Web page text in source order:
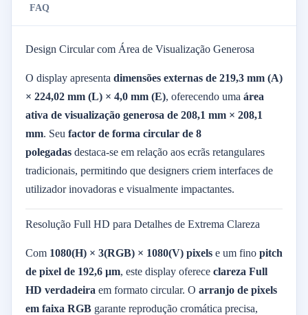
FAQ
Design Circular com Área de Visualização Generosa
O display apresenta dimensões externas de 219,3 mm (A)
× 224,02 mm (L) × 4,0 mm (E), oferecendo uma área
ativa de visualização generosa de 208,1 mm × 208,1
mm. Seu factor de forma circular de 8
polegadas destaca-se em relação aos ecrãs retangulares
tradicionais, permitindo que designers criem interfaces de
utilizador inovadoras e visualmente impactantes.
Resolução Full HD para Detalhes de Extrema Clareza
Com 1080(H) × 3(RGB) × 1080(V) pixels e um fino pitch
de pixel de 192,6 µm, este display oferece clareza Full
HD verdadeira em formato circular. O arranjo de pixels
em faixa RGB garante reprodução cromática precisa,